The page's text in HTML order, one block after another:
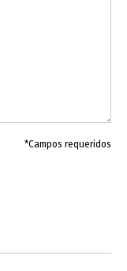
*Campos requeridos